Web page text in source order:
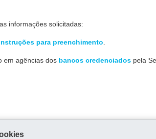
informações solicitadas:
para preenchimento
em agências dos bancos credenciados pela
da guia de recolhimento do estado do